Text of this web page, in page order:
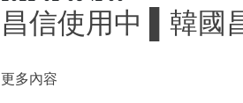
昌信使用中 ▌韓國
更多內容